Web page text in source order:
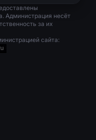
Администрация несёт
за их
сайта: